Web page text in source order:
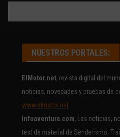
NUESTROS PORTALES:
ElMotor.net, revista digital del
noticias, novedades y pruebas de
www.elmotor.net
Infoaventura.com, Las noticias,
test de material de Senderismo,